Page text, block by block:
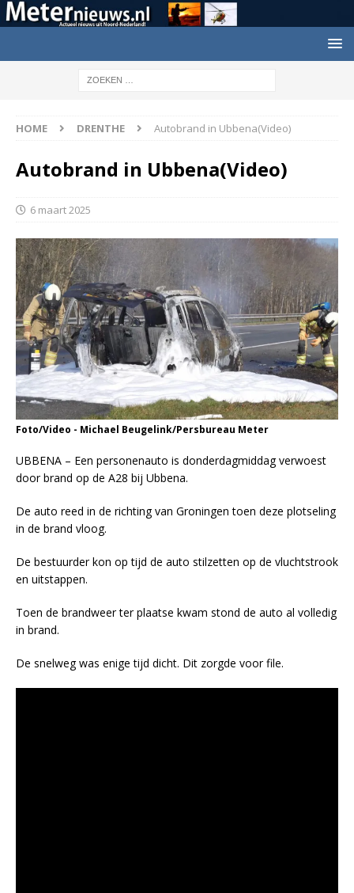
HOME DRENTHE Autobrand in Ubbena(Video)
Autobrand in Ubbena(Video)
6 maart 2025
Foto/Video - Michael Beugelink/Persbureau Meter
UBBENA – Een personenauto is donderdagmiddag verwoest
door brand op de A28 bij Ubbena.
De auto reed in de richting van Groningen toen deze plotseling
in de brand vloog.
De bestuurder kon op tijd de auto stilzetten op de vluchtstrook
en uitstappen.
Toen de brandweer ter plaatse kwam stond de auto al volledig
in brand.
De snelweg was enige tijd dicht. Dit zorgde voor file.